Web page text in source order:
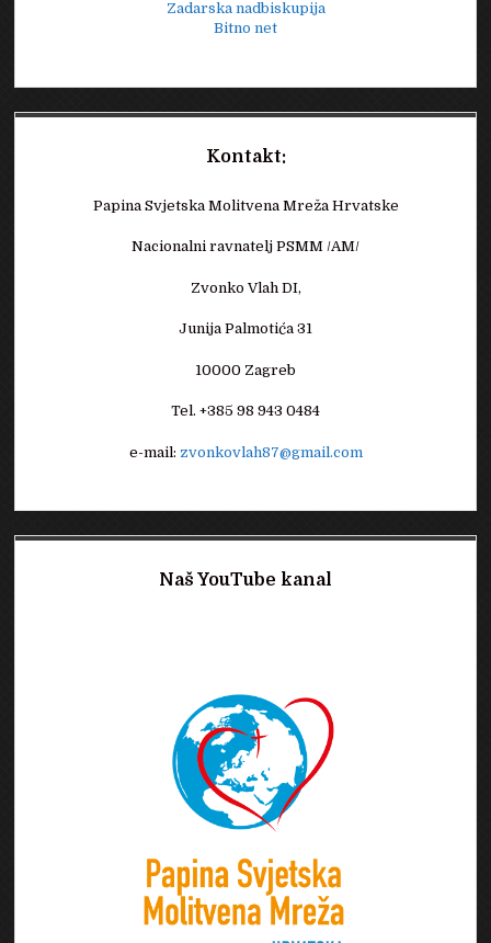
Zadarska nadbiskupija
Bitno net
Kontakt:
Papina Svjetska Molitvena Mreža Hrvatske
Nacionalni ravnatelj PSMM /AM/
Zvonko Vlah DI,
Junija Palmotića 31
10000 Zagreb
Tel. +385 98 943 0484
e-mail: zvonkovlah87@gmail.com
Naš YouTube kanal